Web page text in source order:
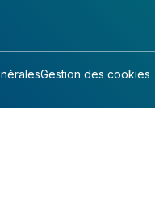
Gestion des cookies